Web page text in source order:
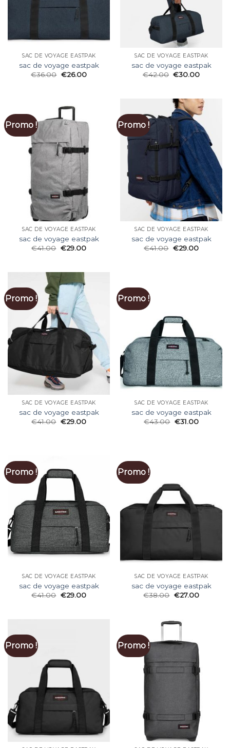
SAC DE VOYAGE EASTPAK
sac de voyage eastpak
€36.00 €26.00
SAC DE VOYAGE EASTPAK
sac de voyage eastpak
€42.00 €30.00
Promo !
SAC DE VOYAGE EASTPAK
sac de voyage eastpak
€41.00 €29.00
Promo !
SAC DE VOYAGE EASTPAK
sac de voyage eastpak
€41.00 €29.00
Promo !
SAC DE VOYAGE EASTPAK
sac de voyage eastpak
€41.00 €29.00
Promo !
SAC DE VOYAGE EASTPAK
sac de voyage eastpak
€43.00 €31.00
Promo !
SAC DE VOYAGE EASTPAK
sac de voyage eastpak
€41.00 €29.00
Promo !
SAC DE VOYAGE EASTPAK
sac de voyage eastpak
€38.00 €27.00
Promo ! Promo !